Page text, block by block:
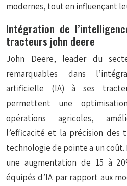
modernes, tout en influençant
Intégration de
tracteurs john deere
John Deere, leader du
remarquables dans
artificielle (IA) à ses
permettent une
opérations agricoles,
l’efficacité et la précision des
technologie de pointe a un
une augmentation de 15 à
équipés d’IA par rapport aux